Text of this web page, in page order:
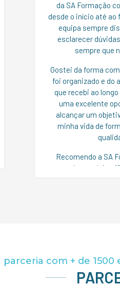
da SA Formação
desde o início até ao
equipa sempre
esclarecer
sempre que
Gostei da forma
foi organizado e do
que recebi ao
uma excelente
alcançar um
minha vida de
Recomendo a SA
pretende concluir o
parceria com + de 1500